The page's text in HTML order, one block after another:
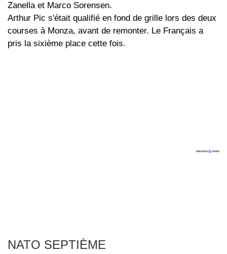
Zanella et Marco Sorensen.
Arthur Pic s'était qualifié en fond de grille lors des deux
courses à Monza, avant de remonter. Le Français a
pris la sixième place cette fois.
NATO SEPTIÈME